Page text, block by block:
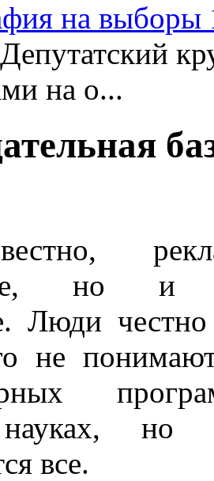
на выборы
на о...
но и
Люди
не
но
все.